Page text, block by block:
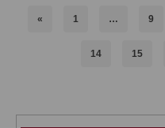
« 1 … 9
14 15